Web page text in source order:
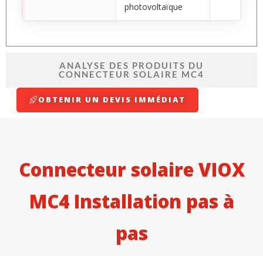
ANALYSE DES PRODUITS DU
CONNECTEUR SOLAIRE MC4
photovoltaïque
OBTENIR UN DEVIS IMMÉDIAT
Connecteur solaire VIOX
MC4 Installation pas à
pas